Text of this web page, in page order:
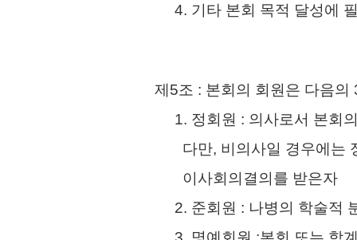
4. 기타 본회 목적 달성에
제5조 : 본회의 회원은 다음의
1. 정회원 : 의사로서 본회
다만, 비의사일 경우에는
이사회의결의를 받은자
2. 준회원 : 나병의 학술적